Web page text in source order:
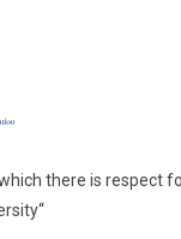
there is respect